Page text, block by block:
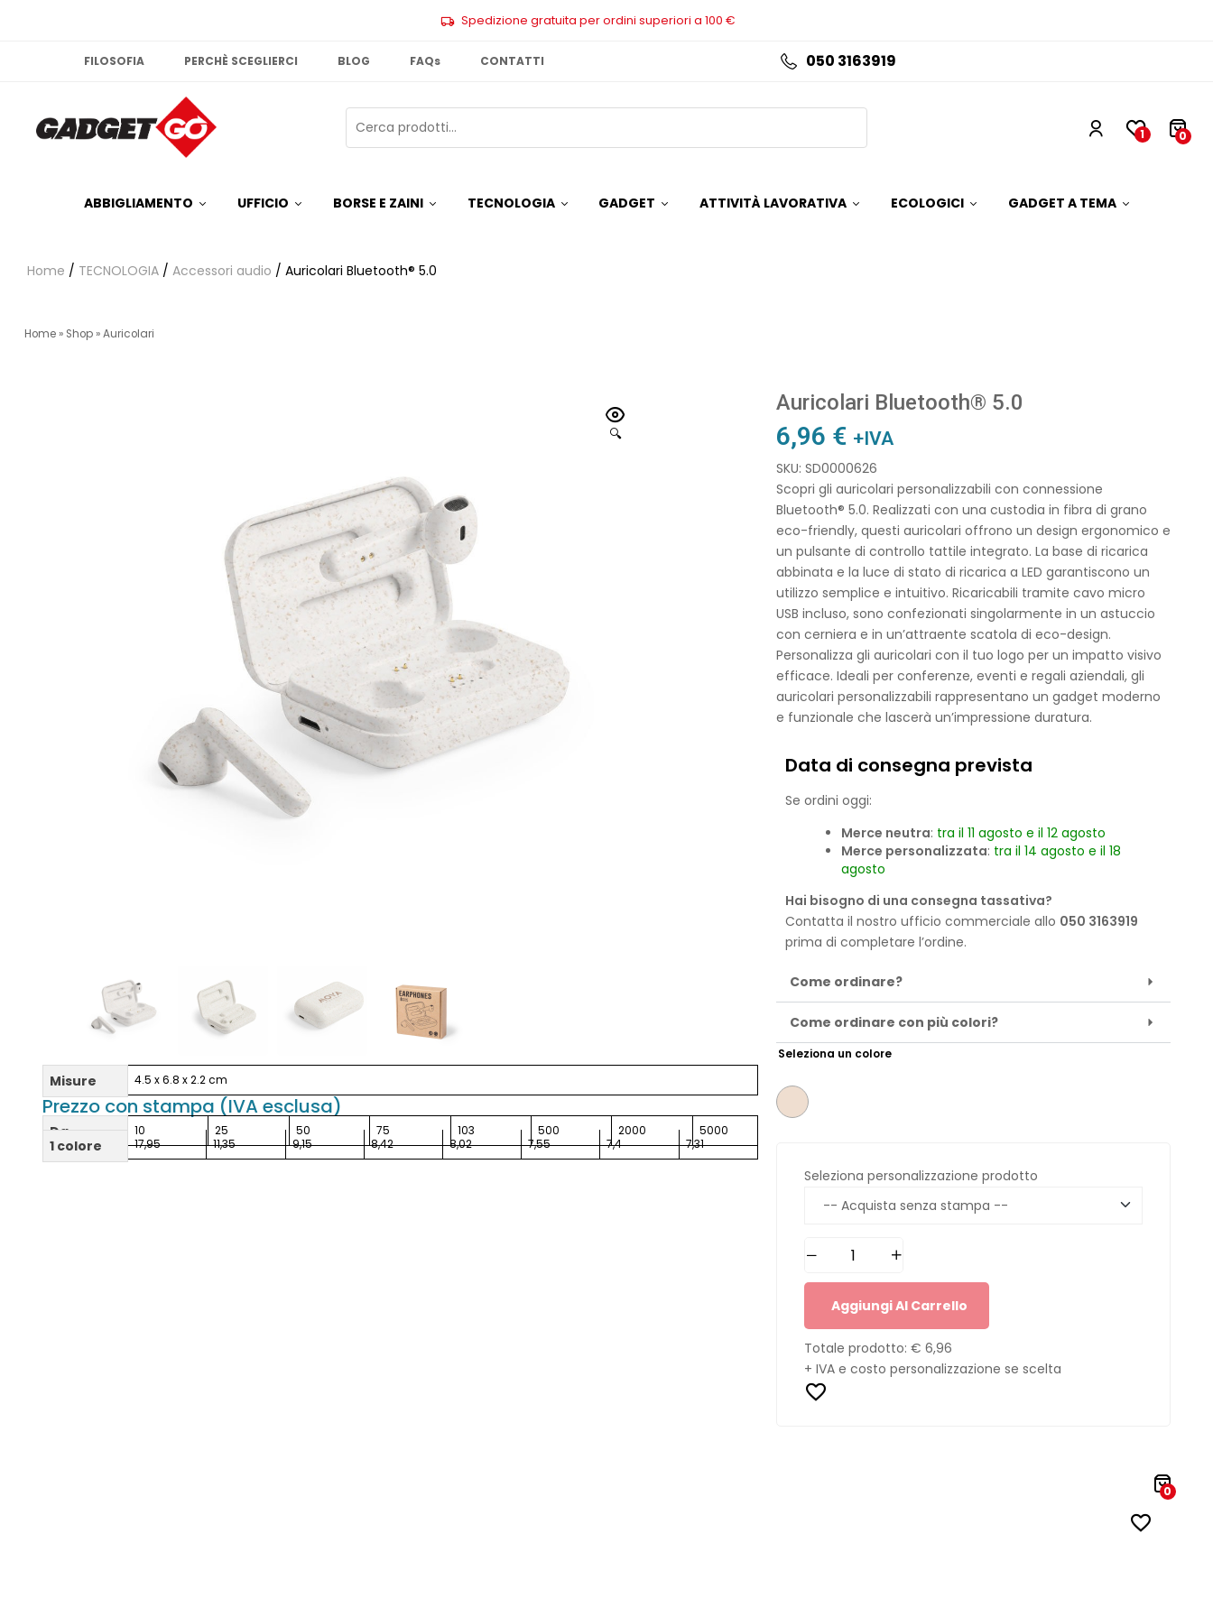
Spedizione gratuita per ordini superiori a 100 €
FILOSOFIA PERCHÈ SCEGLIERCI BLOG FAQs CONTATTI 050 3163919
1 0
ABBIGLIAMENTO UFFICIO BORSE E ZAINI TECNOLOGIA GADGET ATTIVITÀ LAVORATIVA ECOLOGICI GADGET A TEMA
Home / TECNOLOGIA / Accessori audio / Auricolari Bluetooth® 5.0
Home » Shop »Auricolari
🔍
Misure 4.5 x 6.8 x 2.2 cm
Prezzo con stampa (IVA esclusa)
Da 10 25 50 75 103 500 2000 5000
1 colore 17,95 11,35 9,15 8,42 8,02 7,55 7,4 7,31
Auricolari Bluetooth® 5.0
6,96 € +IVA
SKU: SD0000626
Scopri gli auricolari personalizzabili con connessione
Bluetooth® 5.0. Realizzati con una custodia in fibra di grano
eco-friendly, questi auricolari offrono un design ergonomico e
un pulsante di controllo tattile integrato. La base di ricarica
abbinata e la luce di stato di ricarica a LED garantiscono un
utilizzo semplice e intuitivo. Ricaricabili tramite cavo micro
USB incluso, sono confezionati singolarmente in un astuccio
con cerniera e in un’attraente scatola di eco-design.
Personalizza gli auricolari con il tuo logo per un impatto visivo
efficace. Ideali per conferenze, eventi e regali aziendali, gli
auricolari personalizzabili rappresentano un gadget moderno
e funzionale che lascerà un’impressione duratura.
Data di consegna prevista
Se ordini oggi:
Merce neutra: tra il 11 agosto e il 12 agosto
Merce personalizzata: tra il 14 agosto e il 18
agosto
Hai bisogno di una consegna tassativa?
Contatta il nostro ufficio commerciale allo 050 3163919
prima di completare l’ordine.
Come ordinare?
Come ordinare con più colori?
Seleziona un colore
Seleziona personalizzazione prodotto
Aggiungi Al Carrello
Totale prodotto: € 6,96
+ IVA e costo personalizzazione se scelta
0